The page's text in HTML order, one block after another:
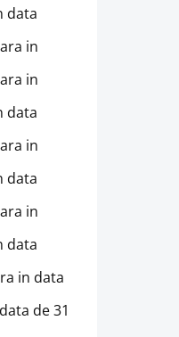
data
in
in
data
in
data
in
data
in data
de 31